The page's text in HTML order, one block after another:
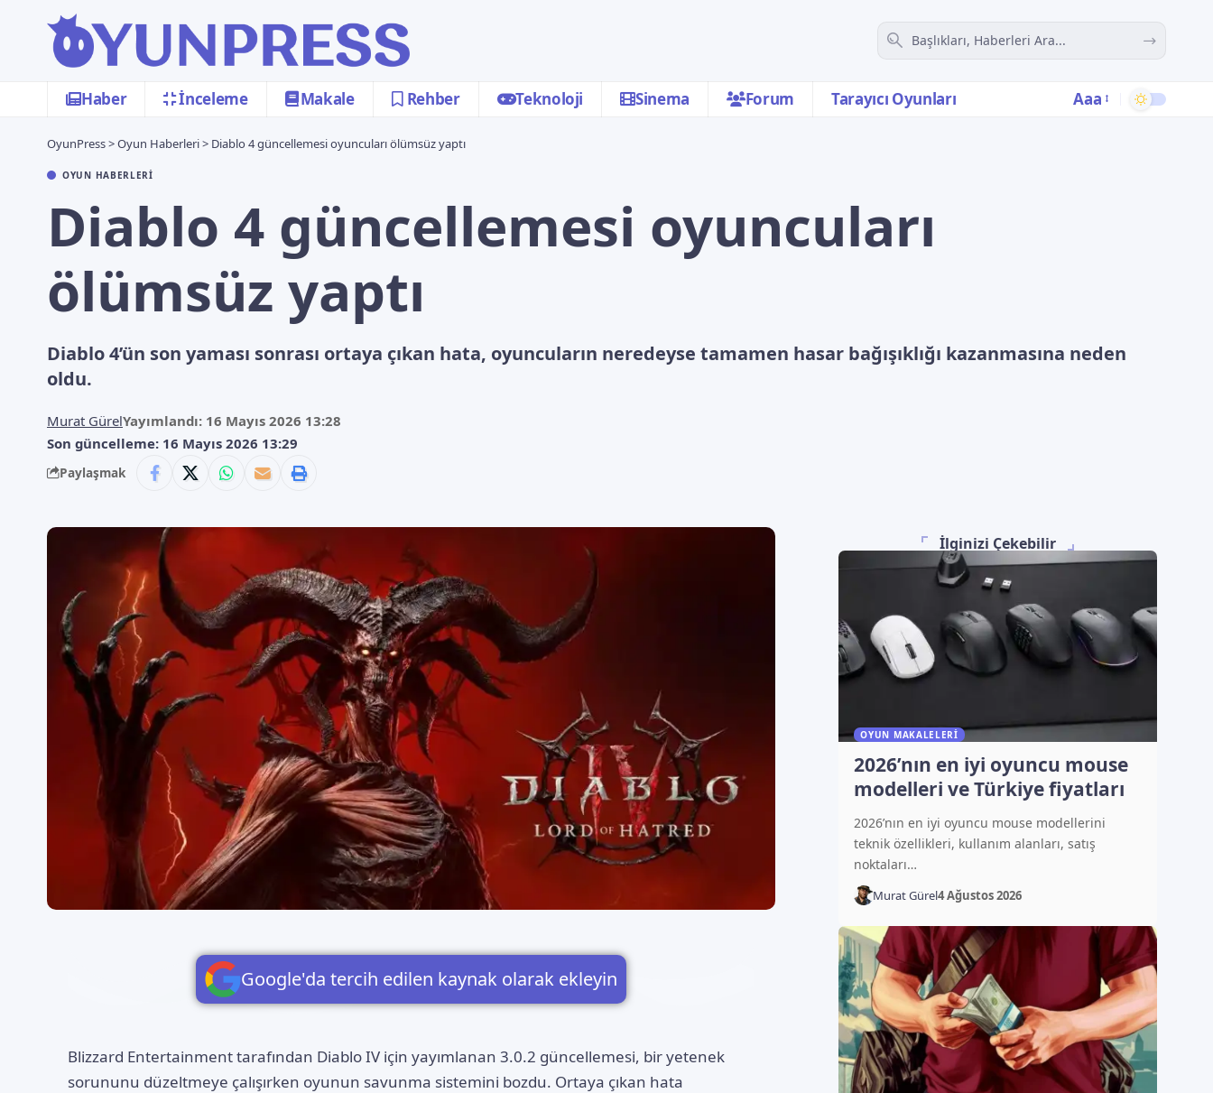
Haber İnceleme Makale Rehber Teknoloji Sinema Forum Tarayıcı Oyunları Aaa
OyunPress>Oyun Haberleri> Diablo 4 güncellemesi oyuncuları ölümsüz yaptı
OYUN HABERLERI
Diablo 4 güncellemesi oyuncuları
ölümsüz yaptı
Diablo 4’ün son yaması sonrası ortaya çıkan hata, oyuncuların neredeyse tamamen hasar bağışıklığı kazanmasına neden
oldu.
Son güncelleme: 16 Mayıs 2026 13:29
Murat GürelYayımlandı: 16 Mayıs 2026 13:28
Paylaşmak
Google'da tercih edilen kaynak olarak ekleyin
Blizzard Entertainment tarafından Diablo IV için yayımlanan 3.0.2 güncellemesi, bir yetenek
sorununu düzeltmeye çalışırken oyunun savunma sistemini bozdu. Ortaya çıkan hata
İlginizi Çekebilir
OYUN MAKALELERI
2026’nın en iyi oyuncu mouse
modelleri ve Türkiye fiyatları
2026’nın en iyi oyuncu mouse modellerini
teknik özellikleri, kullanım alanları, satış
noktaları…
Murat Gürel4 Ağustos 2026